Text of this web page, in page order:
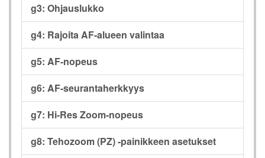
g3: Ohjauslukko
g4: Rajoita AF-alueen valintaa
g5: AF-nopeus
g6: AF-seurantaherkkyys
g7: Hi-Res Zoom-nopeus
g8: Tehozoom (PZ) -painikkeen asetukset